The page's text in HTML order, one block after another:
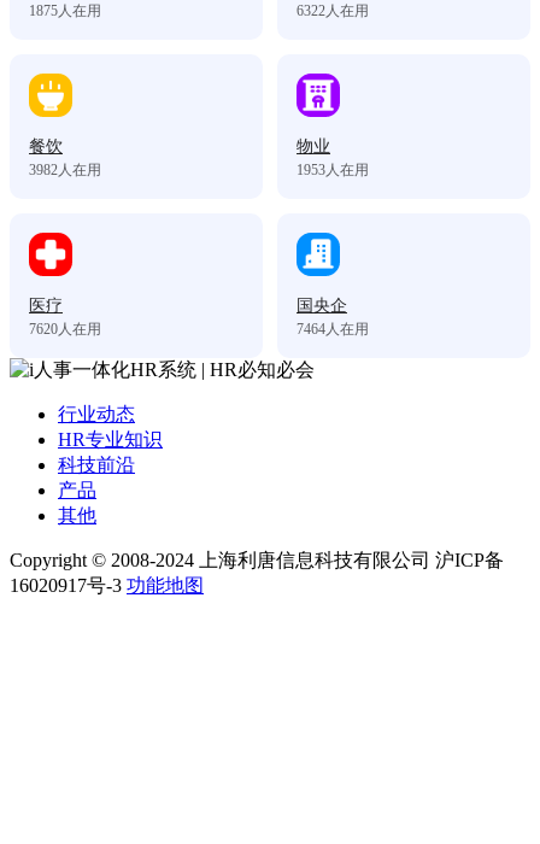
1875人在用 6322人在用
餐饮
3982人在用
物业
1953人在用
医疗
7620人在用
国央企
7464人在用
行业动态
HR专业知识
科技前沿
产品
其他
Copyright © 2008-2024 上海利唐信息科技有限公司 沪ICP备
16020917号-3 功能地图